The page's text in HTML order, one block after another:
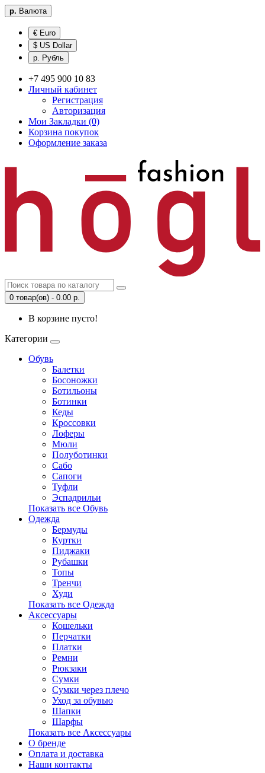
р. Валюта
€ Euro
$ US Dollar
р. Рубль
+7 495 900 10 83
Личный кабинет
Регистрация
Авторизация
Мои Закладки (0)
Корзина покупок
Оформление заказа
0 товар(ов) - 0.00 р.
В корзине пусто!
Категории
Обувь
Балетки
Босоножки
Ботильоны
Ботинки
Кеды
Кроссовки
Лоферы
Мюли
Полуботинки
Сабо
Сапоги
Туфли
Эспадрильи
Показать все Обувь
Одежда
Бермуды
Куртки
Пиджаки
Рубашки
Топы
Тренчи
Худи
Показать все Одежда
Аксессуары
Кошельки
Перчатки
Платки
Ремни
Рюкзаки
Сумки
Сумки через плечо
Уход за обувью
Шапки
Шарфы
Показать все Аксессуары
О бренде
Оплата и доставка
Наши контакты